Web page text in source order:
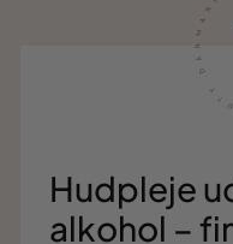
Hudpleje
alkohol –